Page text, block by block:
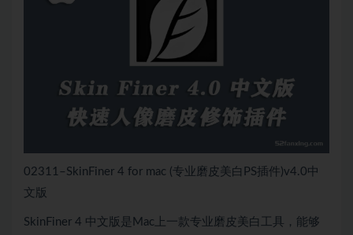
02311–SkinFiner 4 for mac (专业磨皮美白PS插件)v4.0中
文版
SkinFiner 4 中文版是Mac上一款专业磨皮美白工具，能够